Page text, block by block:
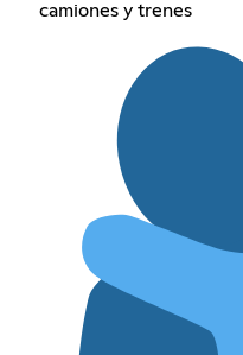
camiones y trenes